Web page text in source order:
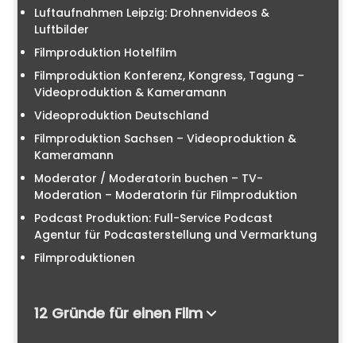
Luftaufnahmen Leipzig: Drohnenvideos &
Luftbilder
Filmproduktion Hotelfilm
Filmproduktion Konferenz, Kongress, Tagung –
Videoproduktion & Kameramann
Videoproduktion Deutschland
Filmproduktion Sachsen – Videoproduktion &
Kameramann
Moderator / Moderatorin buchen – TV-
Moderation – Moderatorin für Filmproduktion
Podcast Produktion: Full-Service Podcast
Agentur für Podcasterstellung und Vermarktung
Filmproduktionen
12 Gründe für einen Film